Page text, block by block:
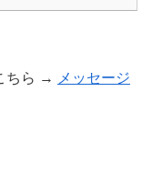
ちら → メッセージ